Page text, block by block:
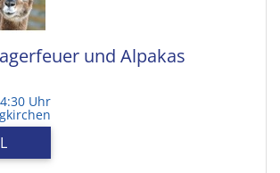
und Alpakas
Uhr